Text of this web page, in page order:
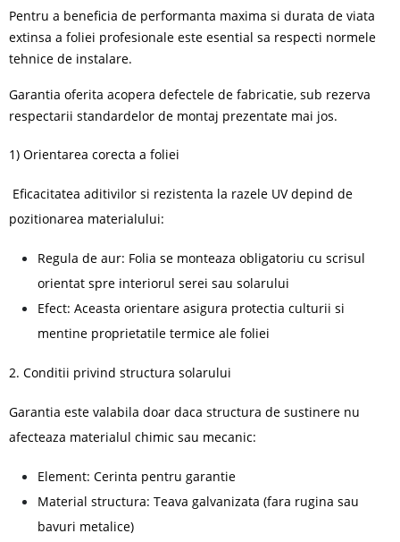
Pentru a beneficia de performanta maxima si durata de viata
extinsa a foliei profesionale este esential sa respecti normele
tehnice de instalare.
Garantia oferita acopera defectele de fabricatie, sub rezerva
respectarii standardelor de montaj prezentate mai jos.
1) Orientarea corecta a foliei
Eficacitatea aditivilor si rezistenta la razele UV depind de
pozitionarea materialului:
Regula de aur: Folia se monteaza obligatoriu cu scrisul
orientat spre interiorul serei sau solarului
Efect: Aceasta orientare asigura protectia culturii si
mentine proprietatile termice ale foliei
2. Conditii privind structura solarului
Garantia este valabila doar daca structura de sustinere nu
afecteaza materialul chimic sau mecanic:
Element: Cerinta pentru garantie
Material structura: Teava galvanizata (fara rugina sau
bavuri metalice)